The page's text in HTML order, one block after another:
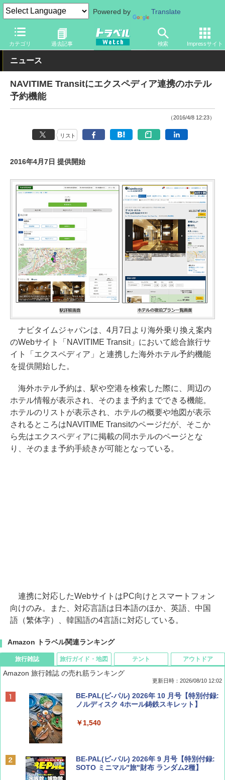
Powered by Translate
カテゴリ 過去記事 検索 Impressサイト
トラベル Watch 旅の方法 空旅 空港
ニュース
NAVITIME Transitにエクスペディア連携のホテル
予約機能
（2016/4/8 12:23）
リスト
2016年4月7日 提供開始
ナビタイムジャパンは、4月7日より海外乗り換え案内
のWebサイト「NAVITIME Transit」において総合旅行サ
イト「エクスペディア」と連携した海外ホテル予約機能
を提供開始した。
海外ホテル予約は、駅や空港を検索した際に、周辺の
ホテル情報が表示され、そのまま予約までできる機能。
ホテルのリストが表示され、ホテルの概要や地図が表示
されるところはNAVITIME Transitのページだが、そこか
ら先はエクスペディアに掲載の同ホテルのページとな
り、そのまま予約手続きが可能となっている。
連携に対応したWebサイトはPC向けとスマートフォン
向けのみ。また、対応言語は日本語のほか、英語、中国
語（繁体字）、韓国語の4言語に対応している。
Amazon トラベル関連ランキング
旅行雑誌
Amazon 旅行雑誌 の売れ筋ランキング
更新日時：2026/08/10 12:02
BE-PAL(ビ-パル) 2026年 10 月号【特別付録:
ノルディスク 4ホール鋳鉄スキレット】
￥1,540
BE-PAL(ビ-パル) 2026年 9 月号【特別付録:
SOTO ミニマル"旅"財布 ランダム2種】
旅行ガイド・地図 テント アウトドア